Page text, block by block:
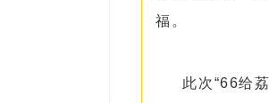
福。
此次“66给